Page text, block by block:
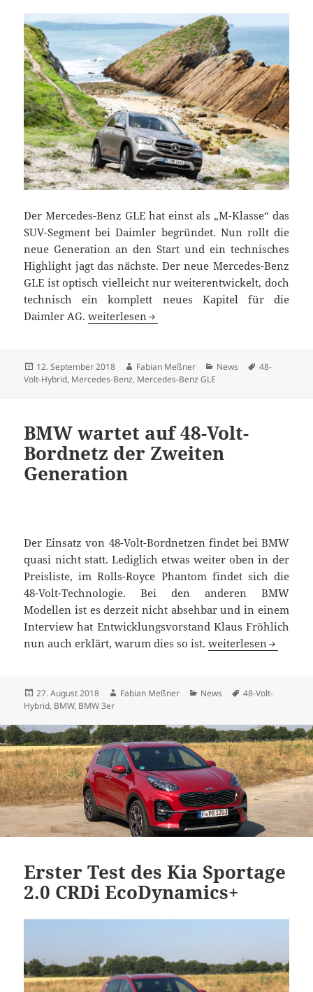
Der Mercedes-Benz GLE hat einst als „M-Klasse“ das
SUV-Segment bei Daimler begründet. Nun rollt die
neue Generation an den Start und ein technisches
Highlight jagt das nächste. Der neue Mercedes-Benz
GLE ist optisch vielleicht nur weiterentwickelt, doch
technisch ein komplett neues Kapitel für die
Daimler AG.Technik-Revolution: Der neue Mercedes-
weiterlesen
Veröffentlicht
am
12. September 2018 Autor
Fabian Meßner Kategorien
News Schlagwörter
48-
Volt-Hybrid, Mercedes-Benz, Mercedes-Benz GLE
BMW wartet auf 48-Volt-
Bordnetz der Zweiten
Generation
Der Einsatz von 48-Volt-Bordnetzen findet bei BMW
quasi nicht statt. Lediglich etwas weiter oben in der
Preisliste, im Rolls-Royce Phantom findet sich die
48-Volt-Technologie. Bei den anderen BMW
Modellen ist es derzeit nicht absehbar und in einem
Interview hat Entwicklungsvorstand Klaus Fröhlich
nun auch erklärt, warum dies so ist.BMW wartet auf
weiterlesen
Veröffentlicht
am
27. August 2018 Autor
Fabian Meßner Kategorien
News Schlagwörter
48-Volt-
Hybrid, BMW, BMW 3er
Erster Test des Kia Sportage
2.0 CRDi EcoDynamics+